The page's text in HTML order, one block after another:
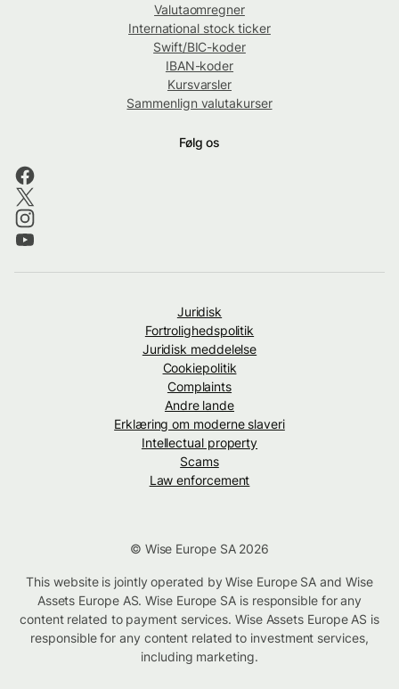
Valutaomregner
International stock ticker
Swift/BIC-koder
IBAN-koder
Kursvarsler
Sammenlign valutakurser
Følg os
Juridisk
Fortrolighedspolitik
Juridisk meddelelse
Cookiepolitik
Complaints
Andre lande
Erklæring om moderne slaveri
Intellectual property
Scams
Law enforcement
© Wise Europe SA 2026
This website is jointly operated by Wise Europe SA and Wise
Assets Europe AS. Wise Europe SA is responsible for any
content related to payment services. Wise Assets Europe AS is
responsible for any content related to investment services,
including marketing.